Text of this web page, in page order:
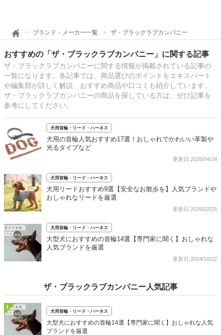
ブランド・メーカー一覧 ザ・ブラックラブカンパニー
おすすめの「ザ・ブラックラブカンパニー」に関する記事
ザ・ブラックラブカンパニーに関する情報が掲載されている記事の
一覧になります。各記事では、商品選びのポイントをエキスパート
や編集部が詳しく解説、おすすめ商品や口コミも紹介しています。
ザ・ブラックラブカンパニーの商品を探している方は、ぜひ記事を
参考にしてください。
犬用首輪・リード・ハーネス
犬用の首輪人気おすすめ17選！おしゃれでかわいい革製や
光るタイプなど
更新日:2026/04/24
犬用首輪・リード・ハーネス
犬用リードおすすめ9選【安全なお散歩を】人気ブランドや
おしゃれなリードを厳選
更新日:2026/02/25
犬用首輪・リード・ハーネス
大型犬におすすめの首輪14選【専門家に聞く】おしゃれな
人気ブランドを厳選
更新日:2024/10/22
ザ・ブラックラブカンパニー人気記事
1
犬用首輪・リード・ハーネス
大型犬におすすめの首輪14選【専門家に聞く】おしゃれな人気
ブランドを厳選